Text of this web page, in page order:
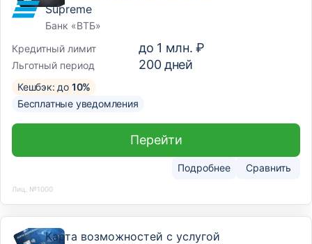
Supreme
Банк «ВТБ»
Кредитный лимит
до 1 млн. ₽
Льготный период 200дней
Кешбэк: до 10%
Бесплатные уведомления
Подробнее Сравнить
Перейти
Лиц. №1000
Карта возможностей с услугой